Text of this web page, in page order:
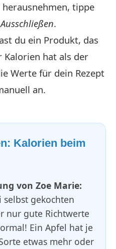
tippe
Ausschließen.
du ein Produkt, das
hat als der
Werte für dein Rezept
an.
Kalorien beim
von Zoe Marie:
gekochten
nur gute Richtwerte
Ein Apfel hat je
etwas mehr oder